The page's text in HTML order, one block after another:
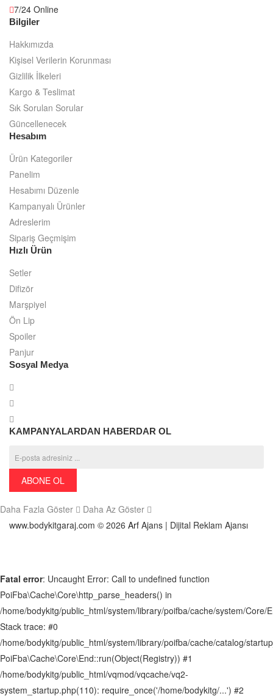
7/24 Online
Bilgiler
Hakkımızda
Kişisel Verilerin Korunması
Gizlilik İlkeleri
Kargo & Teslimat
Sık Sorulan Sorular
Güncellenecek
Hesabım
Ürün Kategoriler
Panelim
Hesabımı Düzenle
Kampanyalı Ürünler
Adreslerim
Sipariş Geçmişim
Hızlı Ürün
Setler
Difizör
Marşpiyel
Ön Lip
Spoiler
Panjur
Sosyal Medya
KAMPANYALARDAN HABERDAR OL
ABONE OL
Daha Fazla Göster
Daha Az Göster
www.bodykitgaraj.com © 2026 Arf Ajans | Dijital Reklam Ajansı
Fatal error: Uncaught Error: Call to undefined function
PoiFba\Cache\Core\http_parse_headers() in
/home/bodykitg/public_html/system/library/poifba/cache/system/Core/
Stack trace: #0
/home/bodykitg/public_html/system/library/poifba/cache/catalog/
PoiFba\Cache\Core\End::run(Object(Registry)) #1
/home/bodykitg/public_html/vqmod/vqcache/vq2-
system_startup.php(110): require_once('/home/bodykitg/...') #2